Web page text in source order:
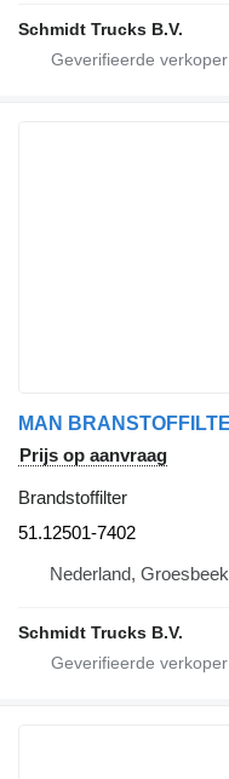
Schmidt Trucks B.V.
Prijs op aanvraag
Brandstoffilter
51.12501-7402
Nederland, Groesbeek
Schmidt Trucks B.V.